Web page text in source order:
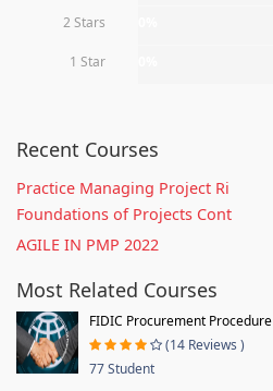
2 Stars
1 Star
Recent Courses
Practice Managing Project Ri
Foundations of Projects Cont
AGILE IN PMP 2022
Most Related Courses
FIDIC Procurement Procedure
(14 Reviews )
77 Student